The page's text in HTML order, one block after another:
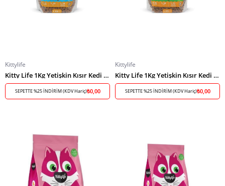
Kittylife
Kitty Life 1Kg Yetişkin Kısır Kedi Somonlu
SEPETTE %25 İNDİRİM (KDV Hariç)₺0,00
Kittylife
Kitty Life 1Kg Yetişkin Kısır Kedi Tavuklu
SEPETTE %25 İNDİRİM (KDV Hariç)₺0,00